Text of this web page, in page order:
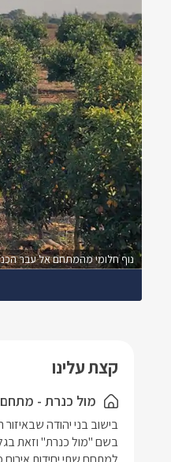
נוף חלומי מהמתחם אל עבר
קצת עלינו
מול כנרת - מתחם